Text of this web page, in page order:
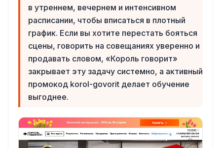
в утреннем, вечернем и интенсивном
расписании, чтобы вписаться в плотный
график. Если вы хотите перестать бояться
сцены, говорить на совещаниях уверенно и
продавать словом, «Король говорит»
закрывает эту задачу системно, а активный
промокод korol-govorit делает обучение
выгоднее.